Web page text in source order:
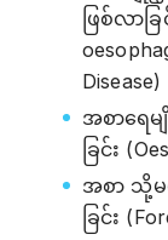
ဖြစ်လာခ
Disease)
အစာရေ
ခြင်း
အစာ သို့
ခြင်း